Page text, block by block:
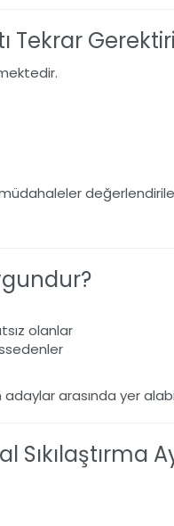
Tekrar
olanlar
arasında yer